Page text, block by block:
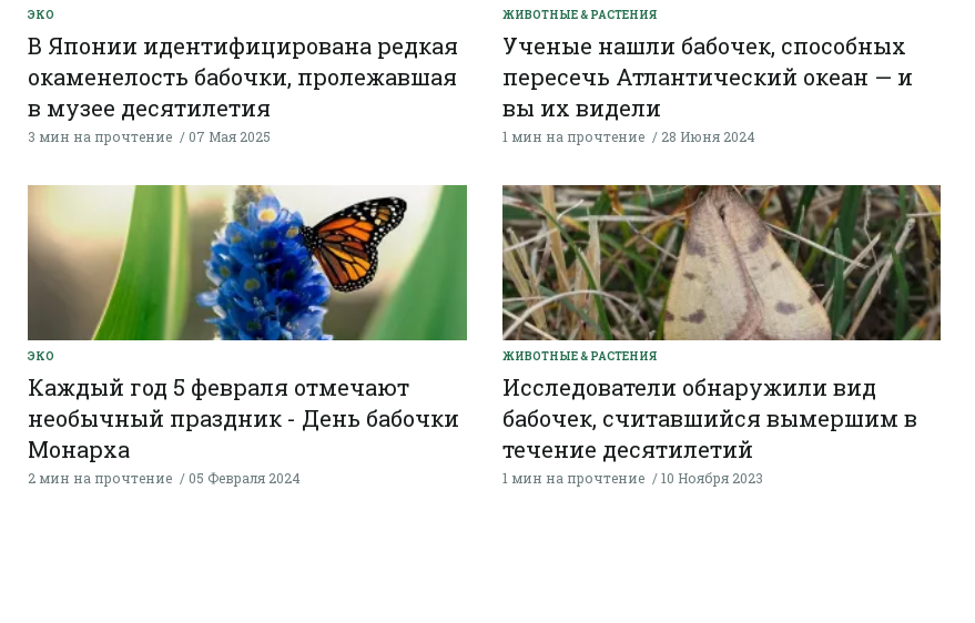
ЭКО
В Японии идентифицирована редкая
окаменелость бабочки, пролежавшая
в музее десятилетия
3 мин на прочтение 07 Мая 2025
ЖИВОТНЫЕ & РАСТЕНИЯ
Ученые нашли бабочек, способных
пересечь Атлантический океан — и
вы их видели
1 мин на прочтение 28 Июня 2024
ЭКО
Каждый год 5 февраля отмечают
необычный праздник - День бабочки
Монарха
2 мин на прочтение 05 Февраля 2024
ЖИВОТНЫЕ & РАСТЕНИЯ
Исследователи обнаружили вид
бабочек, считавшийся вымершим в
течение десятилетий
1 мин на прочтение 10 Ноября 2023